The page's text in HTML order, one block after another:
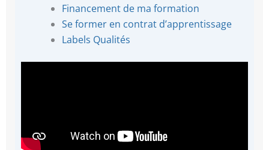
Financement de ma formation
Se former en contrat d’apprentissage
Labels Qualités